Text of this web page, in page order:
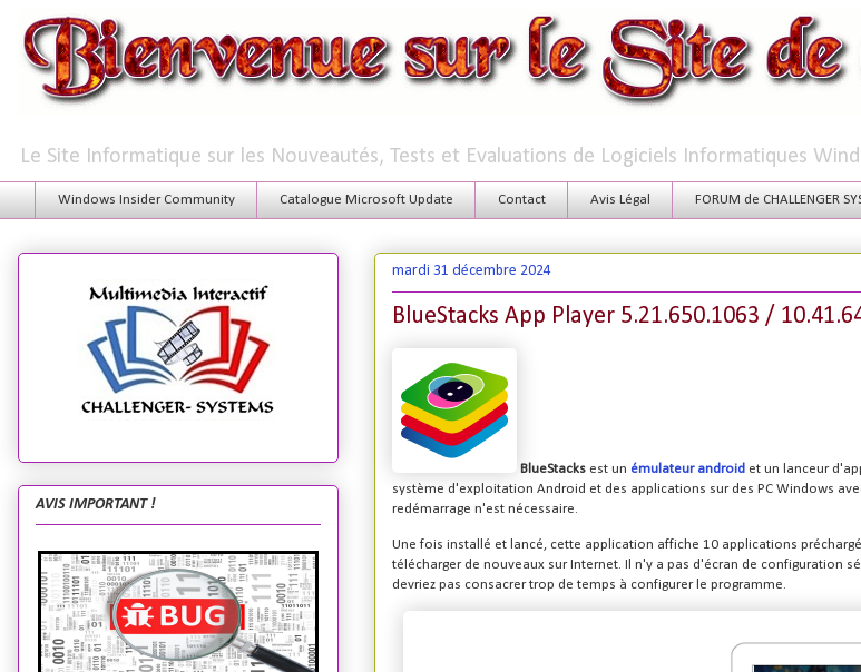
Le Site Informatique sur les Nouveautés, Tests et Evaluations de Logiciels Informatiques
Windows Insider Community Catalogue Microsoft Update Contact Avis Légal FORUM de CHALLENGER
mardi 31 décembre 2024
BlueStacks App Player 5.21.650.1063 /
BlueStacks est un émulateur android et un lanceur
système d'exploitation Android et des applications sur des PC Windows
redémarrage n'est nécessaire.
Une fois installé et lancé, cette application affiche 10 applications
télécharger de nouveaux sur Internet. Il n'y a pas d'écran de configuration
devriez pas consacrer trop de temps à configurer le programme.
AVIS IMPORTANT !